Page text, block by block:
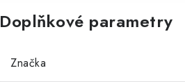
Doplňkové parametry
Značka